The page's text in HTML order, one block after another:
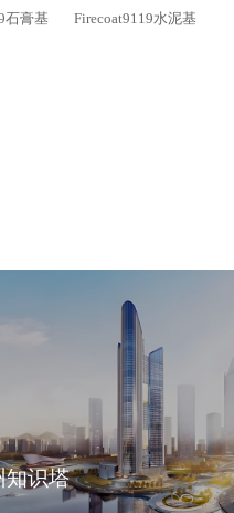
石膏基 Firecoat9119水泥基
知识塔